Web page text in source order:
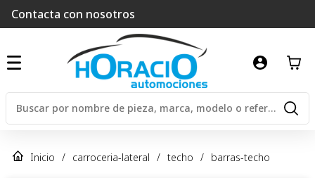
Contacta con nosotros
Inicio / carroceria-lateral / techo / barras-techo